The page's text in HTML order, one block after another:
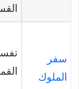
سفر
الملوك